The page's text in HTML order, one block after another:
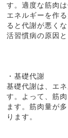
す。適度な筋肉
エネルギーを作
ると代謝が悪く
活習慣病の原因と
・基礎代謝
基礎代謝は、エ
す。よって、筋
ます。筋肉量が
ります。